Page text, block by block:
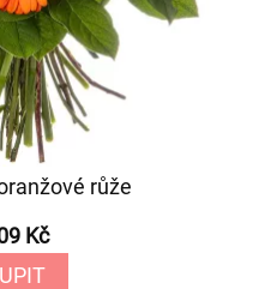
růže
Kč